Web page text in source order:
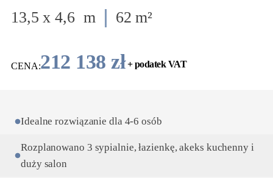
13,5 x 4,6 m 62 m²
CENA:212 138 zł+ podatek VAT
Idealne rozwiązanie dla 4-6 osób
Rozplanowano 3 sypialnie, łazienkę, akeks kuchenny i
duży salon